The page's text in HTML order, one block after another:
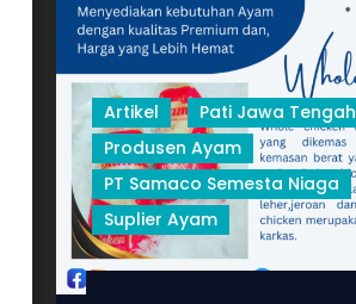
2023
Artikel
Pati Jawa Tengah
Produsen Ayam
PT Samaco Semesta Niaga
Suplier Ayam